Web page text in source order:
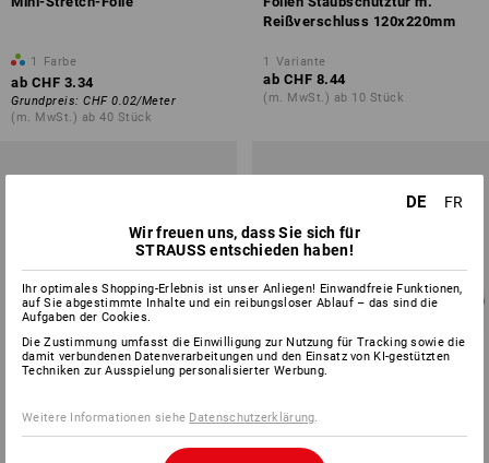
1 Farbe
ab CHF 3.34
Grundpreis: CHF 0.02/Meter
(m. MwSt.) ab 40 Stück
Reißverschluss 120x220mm
1 Variante
ab CHF 8.44
(m. MwSt.) ab 10 Stück
DE
FR
Wir freuen uns, dass Sie sich für
STRAUSS entschieden haben!
Ihr optimales Shopping-Erlebnis ist unser Anliegen! Einwandfreie Funktionen,
auf Sie abgestimmte Inhalte und ein reibungsloser Ablauf – das sind die
Aufgaben der Cookies.
Die Zustimmung umfasst die Einwilligung zur Nutzung für Tracking sowie die
damit verbundenen Datenverarbeitungen und den Einsatz von KI-gestützten
Techniken zur Ausspielung personalisierter Werbung.
Weitere Informationen siehe Datenschutzerklärung